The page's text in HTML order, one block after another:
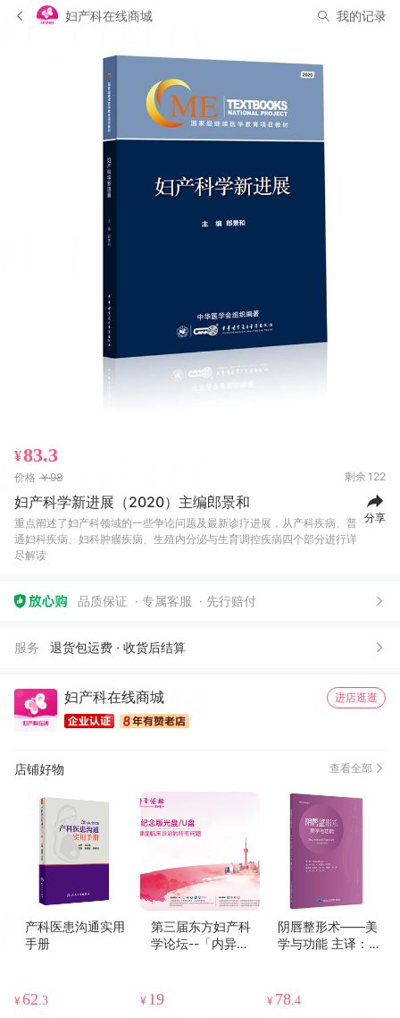
妇产科在线商城 我的记录
¥83.3
价格 ￥98 剩余 122
妇产科学新进展（2020）主编郎景和
重点阐述了妇产科领域的一些争论问题及最新诊疗进展，从产科疾病、普
通妇科疾病、妇科肿瘤疾病、生殖内分泌与生育调控疾病四个部分进行详
尽解读
分享
品质保证 专属客服 先行赔付
服务 退货包运费 · 收货后结算
妇产科在线商城 进店逛逛
店铺好物 查看全部
产科医患沟通实用
手册
¥62.3
第三届东方妇产科
学论坛--「内异症
¥ 19
阴唇整形术——美
学与功能 主译：张
¥ 78.4